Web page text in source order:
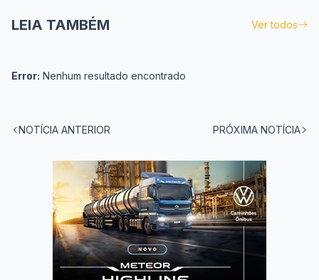
LEIA TAMBÉM Ver todos
Error: Nenhum resultado encontrado
NOTÍCIA ANTERIOR PRÓXIMA NOTÍCIA